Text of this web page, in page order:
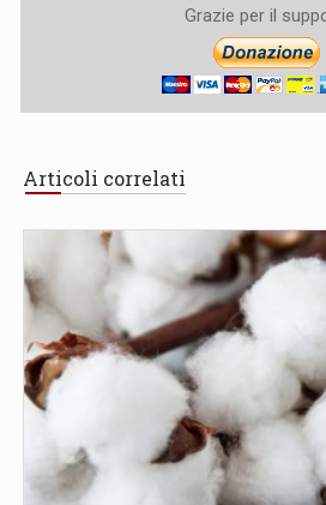
Grazie per il
Articoli correlati